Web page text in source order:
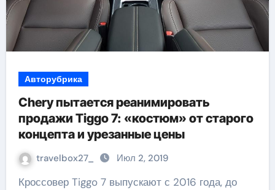
Авторубрика
Chery пытается реанимировать
продажи Tiggo 7: «костюм» от старого
концепта и урезанные цены
travelbox27_ Июл 2, 2019
Кроссовер Tiggo 7 выпускают с 2016 года, до